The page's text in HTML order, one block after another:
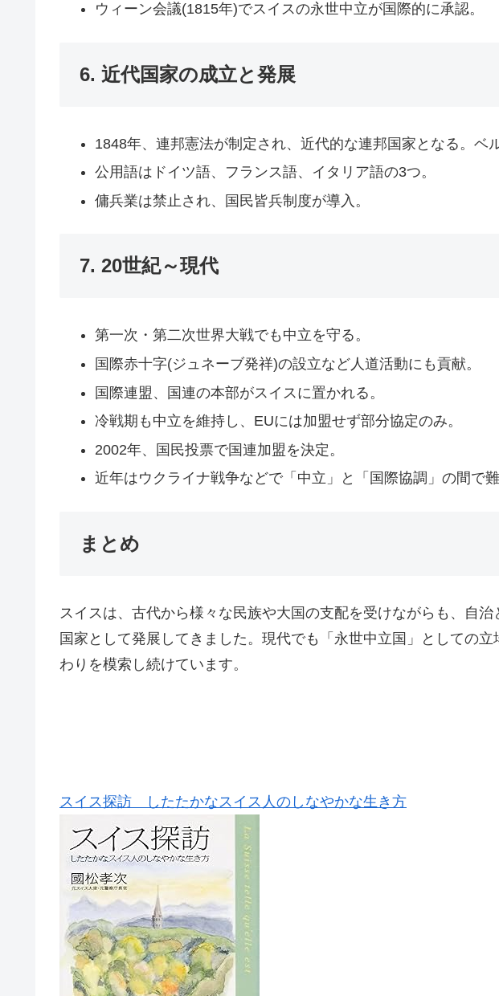
ウィーン会議(1815年)でスイスの永世中立が国際的に承認。
6. 近代国家の成立と発展
1848年、連邦憲法が制定され、近代的な連邦国家となる。ベ
公用語はドイツ語、フランス語、イタリア語の3つ。
傭兵業は禁止され、国民皆兵制度が導入。
7. 20世紀～現代
第一次・第二次世界大戦でも中立を守る。
国際赤十字(ジュネーブ発祥)の設立など人道活動にも貢献。
国際連盟、国連の本部がスイスに置かれる。
冷戦期も中立を維持し、EUには加盟せず部分協定のみ。
2002年、国民投票で国連加盟を決定。
近年はウクライナ戦争などで「中立」と「国際協調」の間で
まとめ
スイスは、古代から様々な民族や大国の支配を受けながらも、自
国家として発展してきました。現代でも「永世中立国」としての
わりを模索し続けています。
スイス探訪 したたかなスイス人のしなやかな生き方